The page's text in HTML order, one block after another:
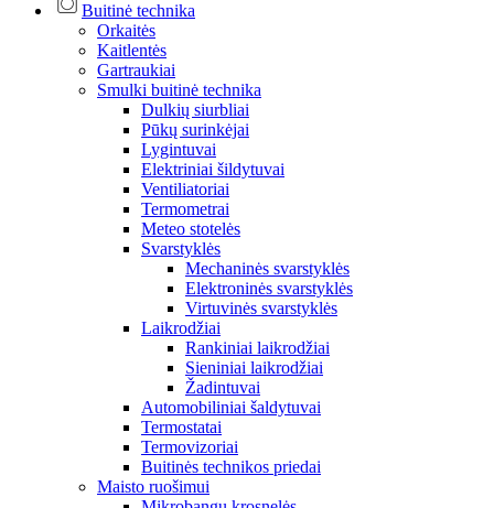
Buitinė technika
Orkaitės
Kaitlentės
Gartraukiai
Smulki buitinė technika
Dulkių siurbliai
Pūkų surinkėjai
Lygintuvai
Elektriniai šildytuvai
Ventiliatoriai
Termometrai
Meteo stotelės
Svarstyklės
Mechaninės svarstyklės
Elektroninės svarstyklės
Virtuvinės svarstyklės
Laikrodžiai
Rankiniai laikrodžiai
Sieniniai laikrodžiai
Žadintuvai
Automobiliniai šaldytuvai
Termostatai
Termovizoriai
Buitinės technikos priedai
Maisto ruošimui